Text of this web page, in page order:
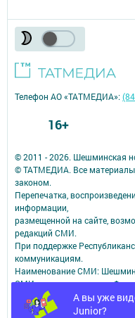
А вы уже
Junior?
© 2011 - 2026. Шешминская
© ТАТМЕДИА. Все
законом.
Перепечатка,
информации,
размещенной на сайте,
редакций СМИ.
При поддержке
коммуникациям.
Наименование СМИ:
СМИ зарегистрировано
связи,
информационных
Телефон АО «ТАТМЕДИА»:
16+